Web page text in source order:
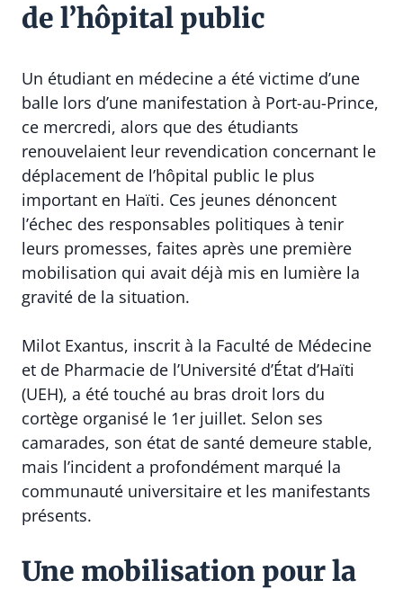
de l’hôpital public
Un étudiant en médecine a été victime d’une
balle lors d’une manifestation à Port-au-Prince,
ce mercredi, alors que des étudiants
renouvelaient leur revendication concernant le
déplacement de l’hôpital public le plus
important en Haïti. Ces jeunes dénoncent
l’échec des responsables politiques à tenir
leurs promesses, faites après une première
mobilisation qui avait déjà mis en lumière la
gravité de la situation.
Milot Exantus, inscrit à la Faculté de Médecine
et de Pharmacie de l’Université d’État d’Haïti
(UEH), a été touché au bras droit lors du
cortège organisé le 1er juillet. Selon ses
camarades, son état de santé demeure stable,
mais l’incident a profondément marqué la
communauté universitaire et les manifestants
présents.
Une mobilisation pour la